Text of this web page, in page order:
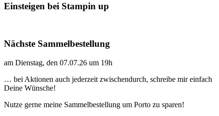
Einsteigen bei Stampin up
Nächste Sammelbestellung
am Dienstag, den 07.07.26 um 19h
… bei Aktionen auch jederzeit zwischendurch, schreibe mir einfach
Deine Wünsche!
Nutze gerne meine Sammelbestellung um Porto zu sparen!